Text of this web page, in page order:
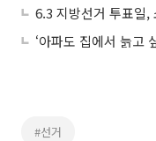
6.3 지방선거 투표일,
‘아파도 집에서 늙고
#선거